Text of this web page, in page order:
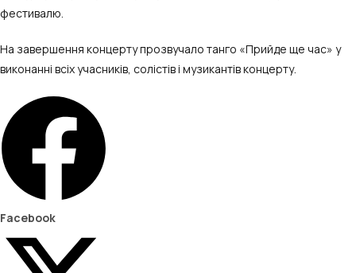
фестивалю.
На завершення концерту прозвучало танго «Прийде ще час» у
виконанні всіх учасників, солістів і музикантів концерту.
Facebook